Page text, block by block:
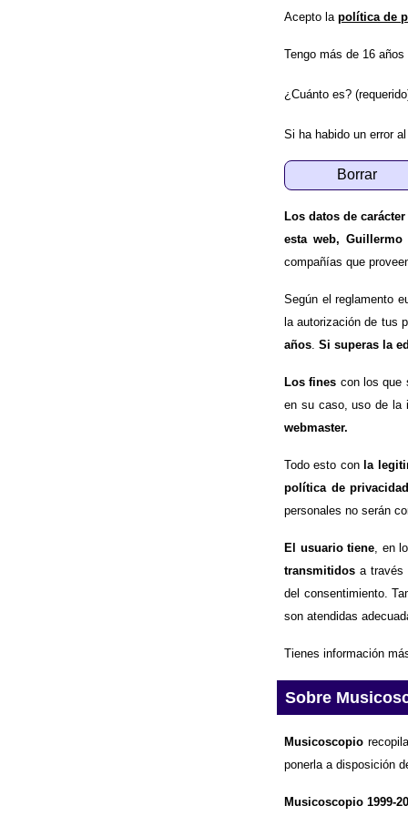
Acepto la política de
Tengo más de 16
¿Cuánto es?
Si ha habido un error
Los datos de carácter
esta web,
compañías que
Según el reglamento
la autorización de tus
años Si superas la
Los fines con los que
en su caso, uso de la
webmaster.
Todo esto con la
política de privacidad
personales no serán
El usuario tiene , en
transmitidos a través
del consentimiento.
son atendidas
Tienes información
Sobre
Musicoscopio
ponerla a disposición
Musicoscopio 1999-